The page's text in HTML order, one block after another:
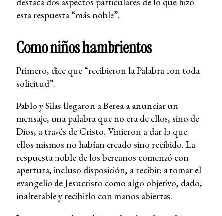
esta respuesta “más noble”.
Como niños hambrientos
Primero, dice que “recibieron la Palabra con toda
solicitud”.
Pablo y Silas llegaron a Berea a anunciar un
mensaje, una palabra que no era de ellos, sino de
Dios, a través de Cristo. Vinieron a dar lo que
ellos mismos no habían creado sino recibido. La
respuesta noble de los bereanos comenzó con
apertura, incluso disposición, a recibir: a tomar el
evangelio de Jesucristo como algo objetivo, dado,
inalterable y recibirlo con manos abiertas.